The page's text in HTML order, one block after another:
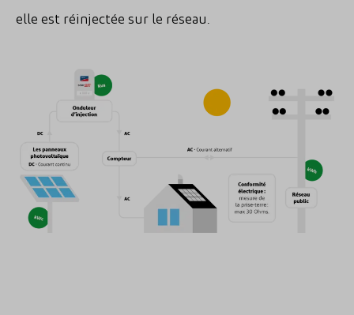
elle est réinjectée sur le réseau.